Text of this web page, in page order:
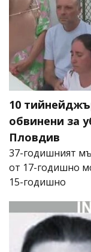
10
обвинени за
Пловдив
37-годишният
от 17-годишно
15-годишно